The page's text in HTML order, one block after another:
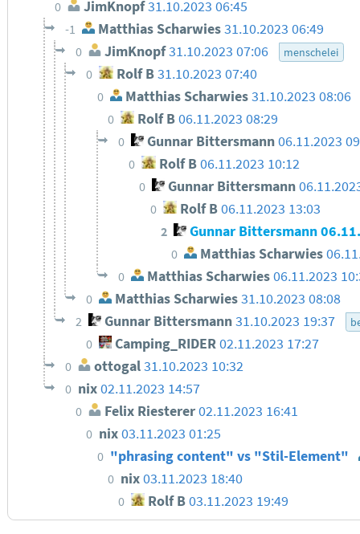
0 JimKnopf 31.10.2023 06:45
-1 Matthias Scharwies31.10.2023 06:49
0 JimKnopf31.10.2023 07:06 menschelei
0 Rolf B31.10.2023 07:40
0 Matthias Scharwies31.10.2023 08:06
0 Rolf B06.11.2023 08:29
0 Gunnar Bittersmann06.11.2023
0 Rolf B06.11.2023 10:12
0 Gunnar Bittersmann
0 Rolf B06.11.2023 13:03
2 Gunnar Bittersmann
0 Matthias Scharwies
0 Matthias Scharwies06.11.2023
0 Matthias Scharwies31.10.2023 08:08
2 Gunnar Bittersmann31.10.2023 19:37
0 Camping_RIDER02.11.2023 17:27
0 ottogal31.10.2023 10:32
0 nix02.11.2023 14:57
0 Felix Riesterer02.11.2023 16:41
0 nix03.11.2023 01:25
0 "phrasing content" vs "Stil-Element"
0 nix03.11.2023 18:40
0 Rolf B 03.11.2023 19:49